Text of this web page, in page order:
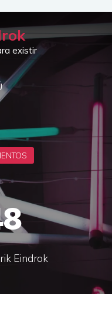
existir
Eindrok